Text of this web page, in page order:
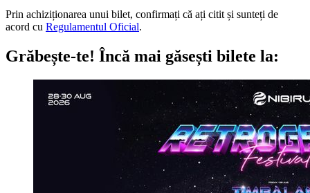
Prin achiziționarea unui bilet, confirmați că ați citit și sunteți de
acord cu Regulamentul Oficial.
Grăbește-te! Încă mai găsești bilete la: